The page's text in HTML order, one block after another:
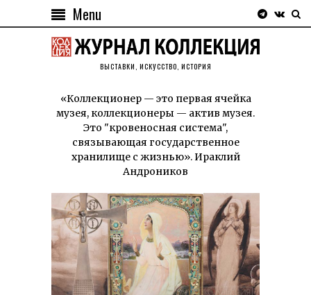
Menu
ВЫСТАВКИ, ИСКУССТВО, ИСТОРИЯ
«Коллекционер — это первая ячейка
музея, коллекционеры — актив музея.
Это "кровеносная система",
связывающая государственное
хранилище с жизнью». Ираклий
Андроников